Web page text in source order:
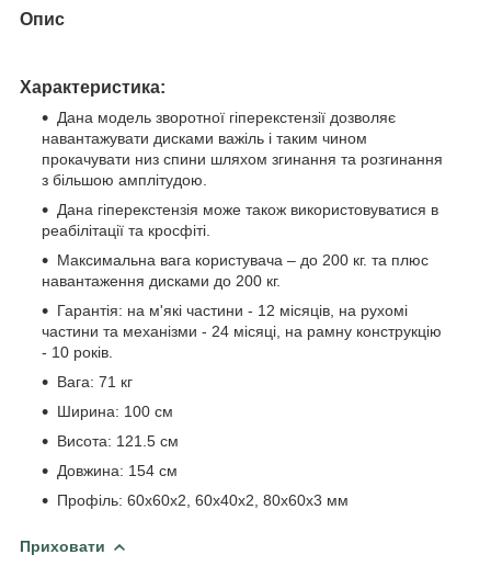
Опис
Характеристика:
Дана модель зворотної гіперекстензії дозволяє
навантажувати дисками важіль і таким чином
прокачувати низ спини шляхом згинання та розгинання
з більшою амплітудою.
Дана гіперекстензія може також використовуватися в
реабілітації та кросфіті.
Максимальна вага користувача – до 200 кг. та плюс
навантаження дисками до 200 кг.
Гарантія: на м'які частини - 12 місяців, на рухомі
частини та механізми - 24 місяці, на рамну конструкцію
- 10 років.
Вага: 71 кг
Ширина: 100 см
Висота: 121.5 см
Довжина: 154 см
Профіль: 60х60х2, 60х40х2, 80х60х3 мм
Приховати